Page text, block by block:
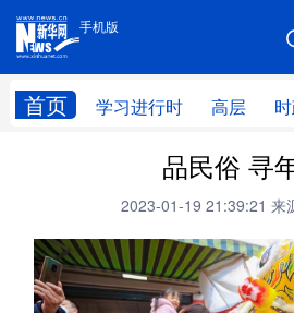
手机版
首页 学习进行时 高层
手机版
网站地图
高层
财经
台湾 思客智库 全
科技 科创
品民俗 寻
2023-01-19 21:39:21 来